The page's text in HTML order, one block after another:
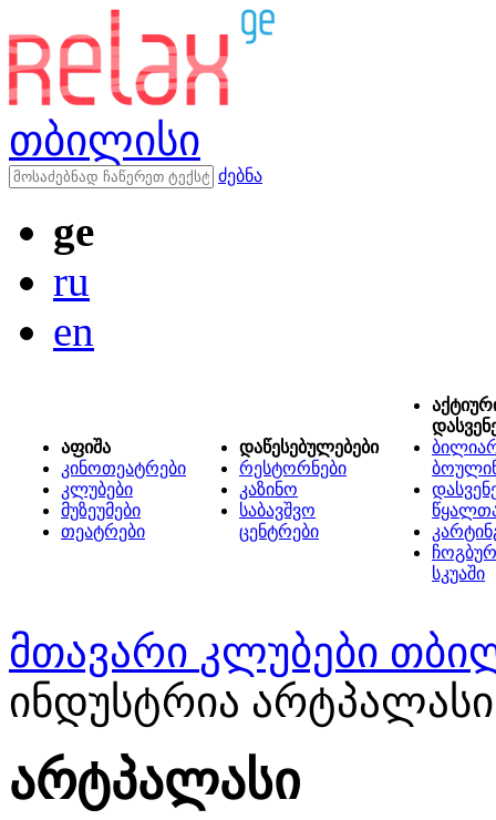
თბილისი
ძებნა
ge
ru
en
აფიშა
კინოთეატრები
კლუბები
მუზეუმები
თეატრები
დაწესებულებები
რესტორნები
კაზინო
საბავშვო
ცენტრები
სკუაში
მთავარი კლუბები
ინდუსტრია არტპალასი
არტპალასი